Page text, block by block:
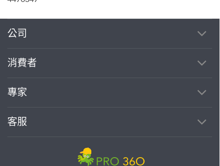
公司
消費者
專家
客服